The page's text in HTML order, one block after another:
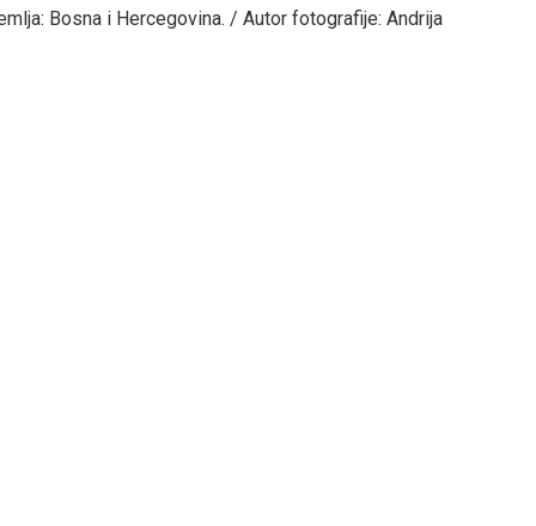
Bosna i Hercegovina. / Autor fotografije: Andrija